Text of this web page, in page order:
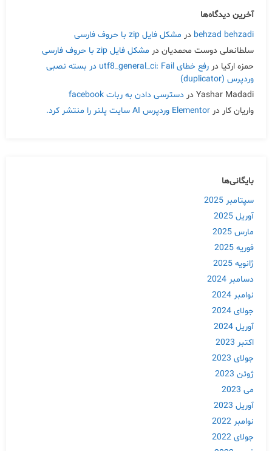
آخرین دیدگاه‌ها
behzad behzadi در مشکل فایل zip با حروف فارسی
سلطانعلی دوست محمدیان در مشکل فایل zip با حروف فارسی
حمزه ارکیا در
رفع خطای utf8_general_ci: Fail در بسته نصبی
وردپرس (duplicator)
Yashar Madadi در دسترسی دادن به ربات facebook
واریان کار در Elementor وردپرس AI سایت پلنر را منتشر کرد.
بایگانی‌ها
سپتامبر 2025
آوریل 2025
مارس 2025
فوریه 2025
ژانویه 2025
دسامبر 2024
نوامبر 2024
جولای 2024
آوریل 2024
اکتبر 2023
جولای 2023
ژوئن 2023
می 2023
آوریل 2023
نوامبر 2022
جولای 2022